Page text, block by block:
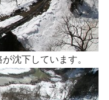
沈下しています。